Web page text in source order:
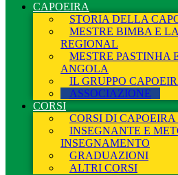
CAPOEIRA
STORIA DELLA
MESTRE BIMBA E
REGIONAL
MESTRE PASTINHA
ANGOLA
IL GRUPPO
ASSOCIAZIONE
CORSI
CORSI DI
INSEGNANTE E
INSEGNAMENTO
GRADUAZIONI
ALTRI CORSI